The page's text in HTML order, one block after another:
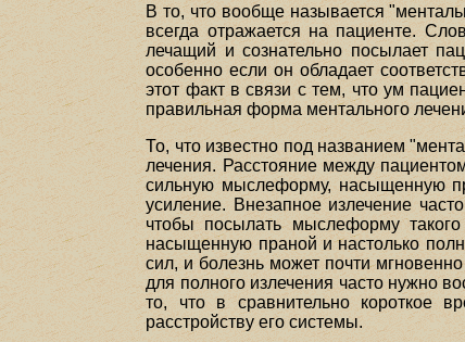
В то, что вообще называется
всегда отражается на пациенте.
лечащий и сознательно посылает
особенно если он обладает
этот факт в связи с тем, что ум
правильная форма ментального
То, что известно под названием
лечения. Расстояние между
сильную мыслеформу, насыщенную
усиление. Внезапное излечение
чтобы посылать мыслеформу
насыщенную праной и настолько
сил, и болезнь может почти
для полного излечения часто нужно
то, что в сравнительно короткое
расстройству его системы.